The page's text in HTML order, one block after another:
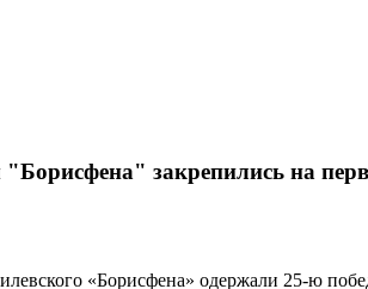
закрепились на
«Борисфена» одержали 25-ю